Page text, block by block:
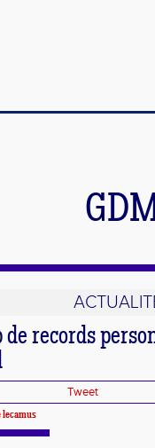
de records
Tweet
lecamus